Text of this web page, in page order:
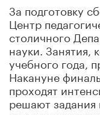
За подготовку
Центр
столичного
науки. Занятия,
учебного года,
Накануне
проходят
решают